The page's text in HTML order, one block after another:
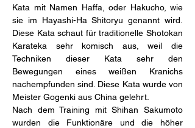
Kata mit Namen Haffa, oder Hakucho, wie
sie im Hayashi-Ha Shitoryu genannt wird.
Diese Kata schaut für traditionelle Shotokan
Karateka sehr komisch aus, weil die
Techniken dieser Kata sehr den
Bewegungen eines weißen Kranichs
nachempfunden sind. Diese Kata wurde von
Meister Gogenki aus China gelehrt.
Nach dem Training mit Shihan Sakumoto
wurden die Funktionäre und die höher